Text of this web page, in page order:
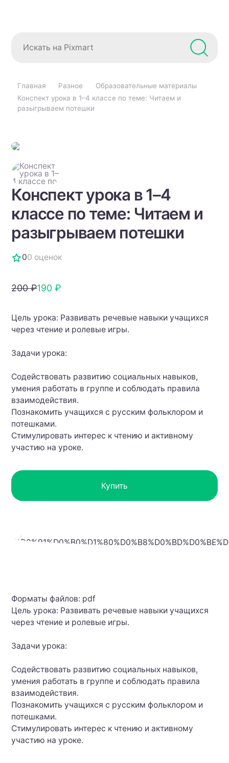
Главная Разное
Образовательные материалы
Конспект урока в 1–4 классе по теме: Читаем и
разыгрываем потешки
Конспект урока в 1–4
классе по теме: Читаем и
разыгрываем потешки
00 оценок
200 ₽190 ₽
Цель урока: Развивать речевые навыки учащихся
через чтение и ролевые игры.
Задачи урока:
Содействовать развитию социальных навыков,
умения работать в группе и соблюдать правила
взаимодействия.
Познакомить учащихся с русским фольклором и
потешками.
Стимулировать интерес к чтению и активному
участию на уроке.
Купить
Форматы файлов: pdf
Цель урока: Развивать речевые навыки учащихся
через чтение и ролевые игры.
Задачи урока:
Содействовать развитию социальных навыков,
умения работать в группе и соблюдать правила
взаимодействия.
Познакомить учащихся с русским фольклором и
потешками.
Стимулировать интерес к чтению и активному
участию на уроке.